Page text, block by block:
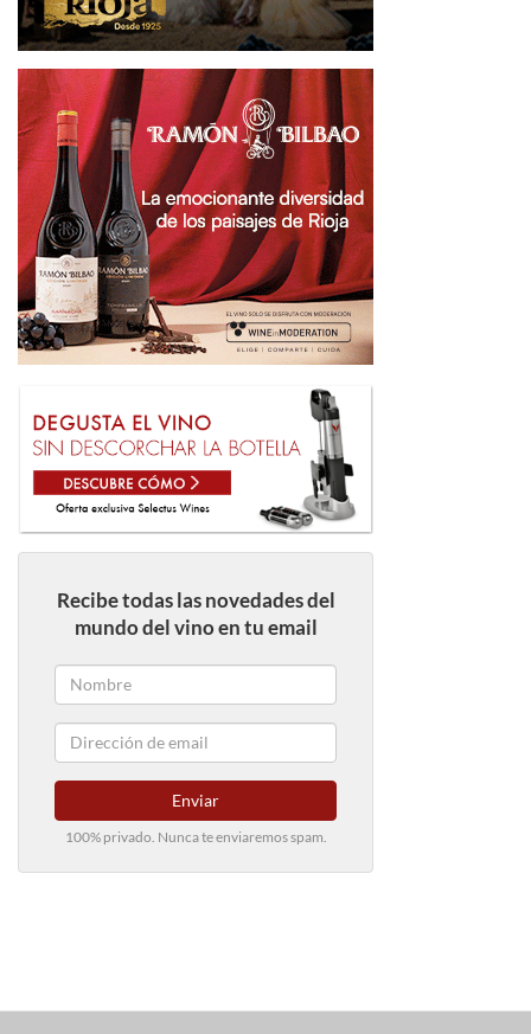
Recibe todas las novedades del
mundo del vino en tu email
Enviar
100% privado. Nunca te enviaremos spam.